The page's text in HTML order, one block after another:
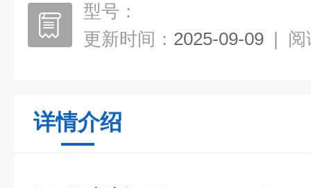
型号：
更新时间： 2025-09-09 | 阅
详情介绍